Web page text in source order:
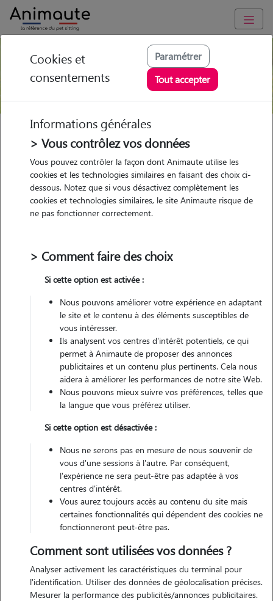
Berger de Brie
Groupe 1
Le Berger de Brie est un chien rustique et musclé qui appartient au
Groupe 1 en tant que chien de Berger de de Bouvier. C’est un chien
bien proportionné d’allure vive et éveillée qui n’est ni agressif ni
peureux.
distance du sommet de la tête et du bout du nez. Le berger de Brie
dans de nombreux foyers avec le rôle de compagnon ou de
protecteur.
Si vous souhaitez en savoir plus sur le Berger de Brie, il est important
de bien connaître cette race sur différents points :
S’occuper d’un chiot Berger de Brie
Prix d’un Berger de Brie
Quelles sont les caractéristiques
physiques du Berger de Brie ?
La longueur du corps, de la pointe de l’épaule à la pointe de la fesse,
doit être légèrement supérieure à la hauteur du garrot.
La tête est forte et longue, garnie de poils. Vu de profil, les lignes du
crâne et du chanfrein sont parallèles.
Les yeux sont ovales et bien ouverts, de couleur foncée et plutôt
grands.
Les oreilles sont attachées haut et non plaquées, plutôt courtes si
Cookies et
consentements
Paramétrer
Tout accepter
Informations générales
> Vous contrôlez vos données
Vous pouvez contrôler la façon dont Animaute utilise les
cookies et les technologies similaires en faisant des choix ci-
dessous. Notez que si vous désactivez complètement les
cookies et technologies similaires, le site Animaute risque de
ne pas fonctionner correctement.
> Comment faire des choix
Si cette option est activée :
Nous pouvons améliorer votre expérience en adaptant
le site et le contenu à des éléments susceptibles de
vous intéresser.
Ils analysent vos centres d'intérêt potentiels, ce qui
permet à Animaute de proposer des annonces
publicitaires et un contenu plus pertinents. Cela nous
aidera à améliorer les performances de notre site Web.
Nous pouvons mieux suivre vos préférences, telles que
la langue que vous préférez utiliser.
Si cette option est désactivée :
Nous ne serons pas en mesure de nous souvenir de
vous d'une sessions à l'autre. Par conséquent,
l'expérience ne sera peut-être pas adaptée à vos
centres d'intérêt.
Vous aurez toujours accès au contenu du site mais
certaines fonctionnalités qui dépendent des cookies ne
fonctionneront peut-être pas.
Comment sont utilisées vos données ?
Analyser activement les caractéristiques du terminal pour
l'identification. Utiliser des données de géolocalisation précises.
Mesurer la performance des publicités/annonces publicitaires.